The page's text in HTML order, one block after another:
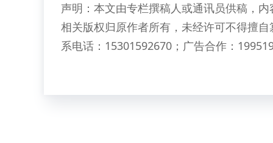
声明：本文由专栏撰稿人或通讯员供稿，
相关版权归原作者所有，未经许可不得擅
系电话：15301592670；广告合作：